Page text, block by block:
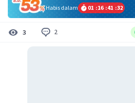
Habis dalam
01 :16 :41 :32
3 2